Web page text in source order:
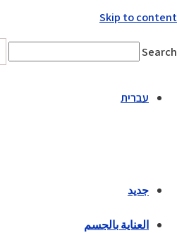
Skip to content
Search
עברית
جديد
العناية بالجسم